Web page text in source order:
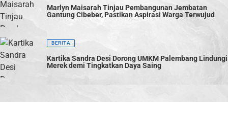
Marlyn Maisarah Tinjau Pembangunan Jembatan
Gantung Cibeber, Pastikan Aspirasi Warga Terwujud
BERITA
Kartika Sandra Desi Dorong UMKM Palembang Lindungi
Merek demi Tingkatkan Daya Saing